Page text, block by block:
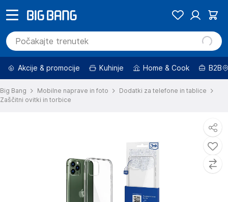
Akcije & promocije Kuhinje Home & Cook B2B
Big Bang Mobilne naprave in foto
Dodatki za telefone in tablice
Zaščitni ovitki in torbice